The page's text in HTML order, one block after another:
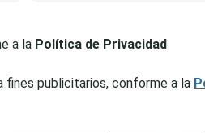
a la Política de Privacidad
fines publicitarios, conforme a la